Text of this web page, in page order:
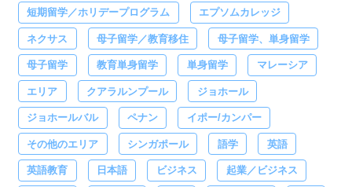
短期留学／ホリデープログラム エプソムカレッジ
ネクサス 母子留学／教育移住 母子留学、単身留学
母子留学 教育単身留学 単身留学 マレーシア
エリア クアラルンプール ジョホール
ジョホールバル ペナン イポー/カンパー
その他のエリア シンガポール 語学 英語
英語教育 日本語 ビジネス 起業／ビジネス